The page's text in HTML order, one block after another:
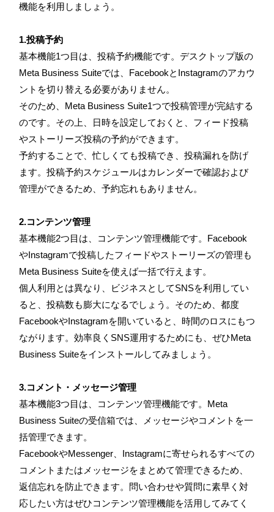
機能を利用しましょう。
1.投稿予約
基本機能1つ目は、投稿予約機能です。デスクトップ版の
Meta Business Suiteでは、FacebookとInstagramのアカウ
ントを切り替える必要がありません。
そのため、Meta Business Suite1つで投稿管理が完結する
のです。その上、日時を設定しておくと、フィード投稿
やストーリーズ投稿の予約ができます。
予約することで、忙しくても投稿でき、投稿漏れを防げ
ます。投稿予約スケジュールはカレンダーで確認および
管理ができるため、予約忘れもありません。
2.コンテンツ管理
基本機能2つ目は、コンテンツ管理機能です。Facebook
やInstagramで投稿したフィードやストーリーズの管理も
Meta Business Suiteを使えば一括で行えます。
個人利用とは異なり、ビジネスとしてSNSを利用してい
ると、投稿数も膨大になるでしょう。そのため、都度
FacebookやInstagramを開いていると、時間のロスにもつ
ながります。効率良くSNS運用するためにも、ぜひMeta
Business Suiteをインストールしてみましょう。
3.コメント・メッセージ管理
基本機能3つ目は、コンテンツ管理機能です。Meta
Business Suiteの受信箱では、メッセージやコメントを一
括管理できます。
FacebookやMessenger、Instagramに寄せられるすべての
コメントまたはメッセージをまとめて管理できるため、
返信忘れを防止できます。問い合わせや質問に素早く対
応したい方はぜひコンテンツ管理機能を活用してみてく